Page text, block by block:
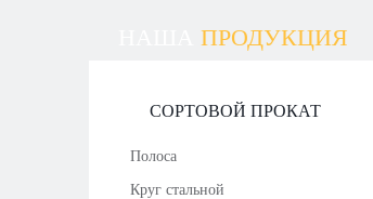
ПРОДУКЦИЯ
СОРТОВОЙ ПРОКАТ
Полоса
Круг стальной